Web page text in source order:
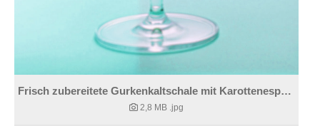
Frisch zubereitete Gurkenkaltschale mit Karottenespuma
2,8 MB .jpg